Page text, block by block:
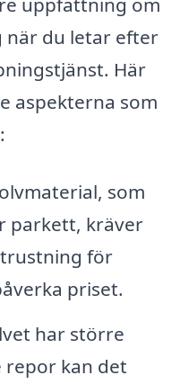
när du letar efter
Här
aspekterna som
som
parkett, kräver
för
priset.
har större
repor kan det